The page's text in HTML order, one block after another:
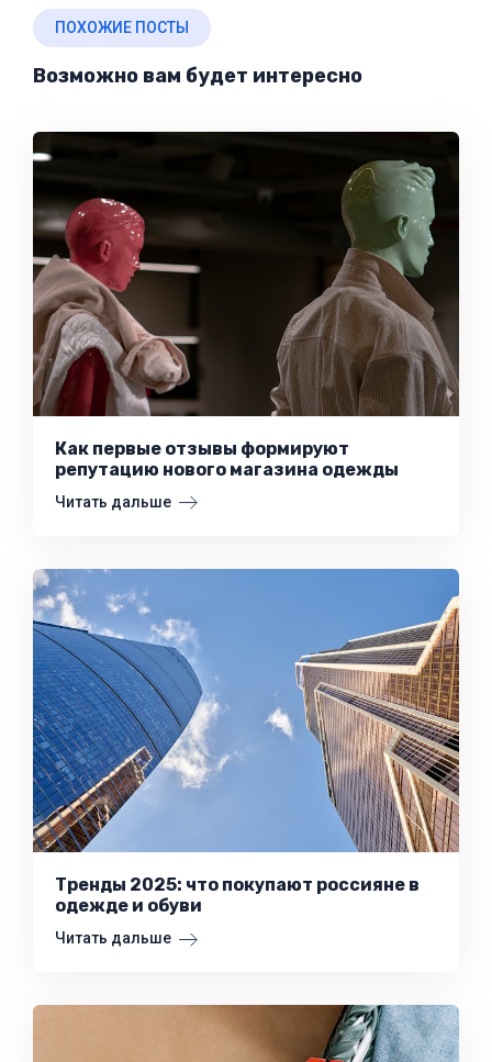
ПОХОЖИЕ ПОСТЫ
Возможно вам будет интересно
Как первые отзывы формируют
репутацию нового магазина одежды
Читать дальше
Тренды 2025: что покупают россияне в
одежде и обуви
Читать дальше